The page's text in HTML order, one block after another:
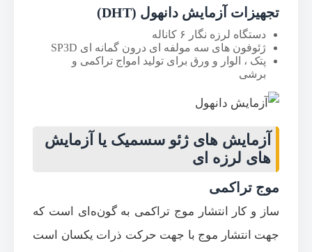
تجهیزات آزمایش دانهول (DHT)
دستگاه‌ لرزه‌ نگار ۶ کاناله
ژئوفون های‌ سه مولفه ای درون گمانه ای SP3D
پتک ، الوار و ورق برای تولید امواج تراکمی و
برشی
آزمایش های ژئو سسمیک یا آزمایش
های لرزه ای
موج تراکمی
ساز و کار انتشار موج تراکمی به گون‌ه‌‌ای است که
جهت انتشار موج با جهت حرکت ذرات یکسان است